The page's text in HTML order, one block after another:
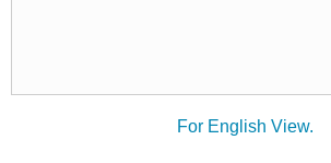
For English View.